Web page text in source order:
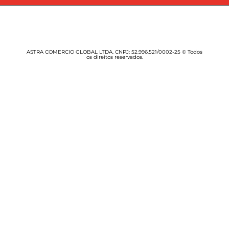
ASTRA COMERCIO GLOBAL LTDA. CNPJ: 52.996.521/0002-25 © Todos
os direitos reservados.